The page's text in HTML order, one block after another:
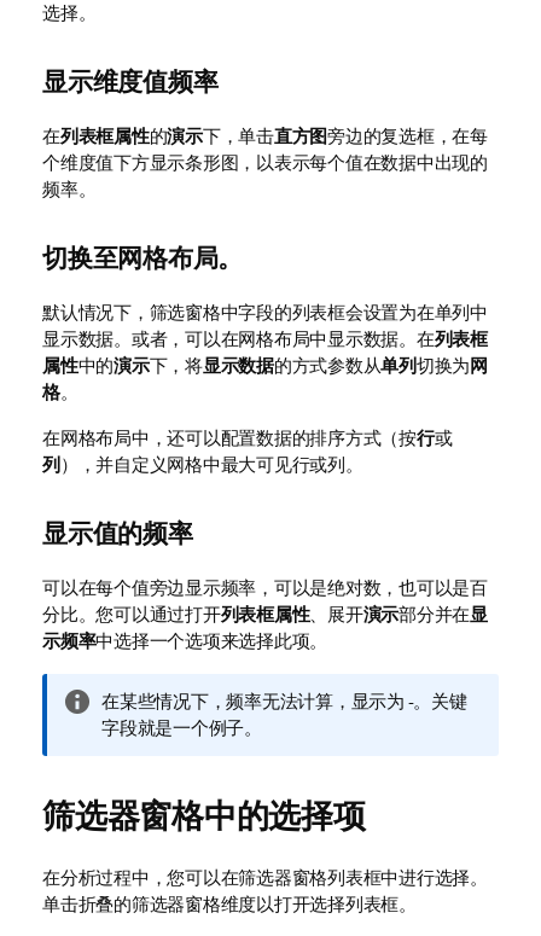
选择。
显示维度值频率
在列表框属性的演示下，单击直方图旁边的复选框，在每
个维度值下方显示条形图，以表示每个值在数据中出现的
频率。
切换至网格布局。
默认情况下，筛选窗格中字段的列表框会设置为在单列中
显示数据。或者，可以在网格布局中显示数据。在列表框
属性中的演示下，将显示数据的方式参数从单列切换为 网
格。
在网格布局中，还可以配置数据的排序方式（按行或
列 ），并自定义网格中最大可见行或列。
显示值的频率
可以在每个值旁边显示频率，可以是绝对数，也可以是百
分比。您可以通过打开列表框属性、展开演示部分并在显
示频率中选择一个选项来选择此项。
信
息
在某些情况下，频率无法计算，显示为 -。关键
字段就是一个例子。
筛选器窗格中的选择项
在分析过程中，您可以在筛选器窗格列表框中进行选择。
单击折叠的筛选器窗格维度以打开选择列表框。